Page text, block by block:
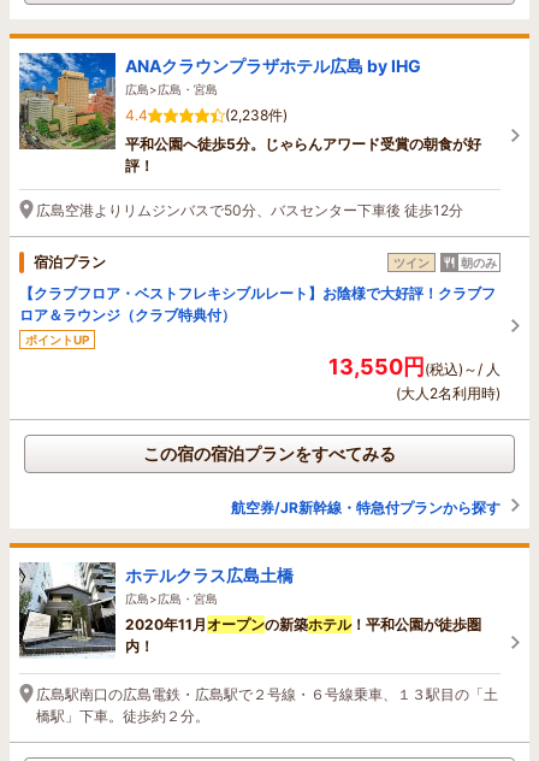
ANAクラウンプラザホテル広島 by IHG
広島>広島・宮島
4.4
(2,238件)
平和公園へ徒歩5分。じゃらんアワード受賞の朝食が好
評！
広島空港よりリムジンバスで50分、バスセンター下車後 徒歩12分
宿泊プラン ツイン 朝のみ
【クラブフロア・ベストフレキシブルレート】お陰様で大好評！クラブフ
ロア＆ラウンジ（クラブ特典付）
ポイントUP
13,550円(税込)～/ 人
(大人2名利用時)
この宿の宿泊プランをすべてみる
航空券/JR新幹線・特急付プランから探す
ホテルクラス広島土橋
広島>広島・宮島
2020年11月オープンの新築ホテル！平和公園が徒歩圏
内！
広島駅南口の広島電鉄・広島駅で２号線・６号線乗車、１３駅目の「土
橋駅」下車。徒歩約２分。